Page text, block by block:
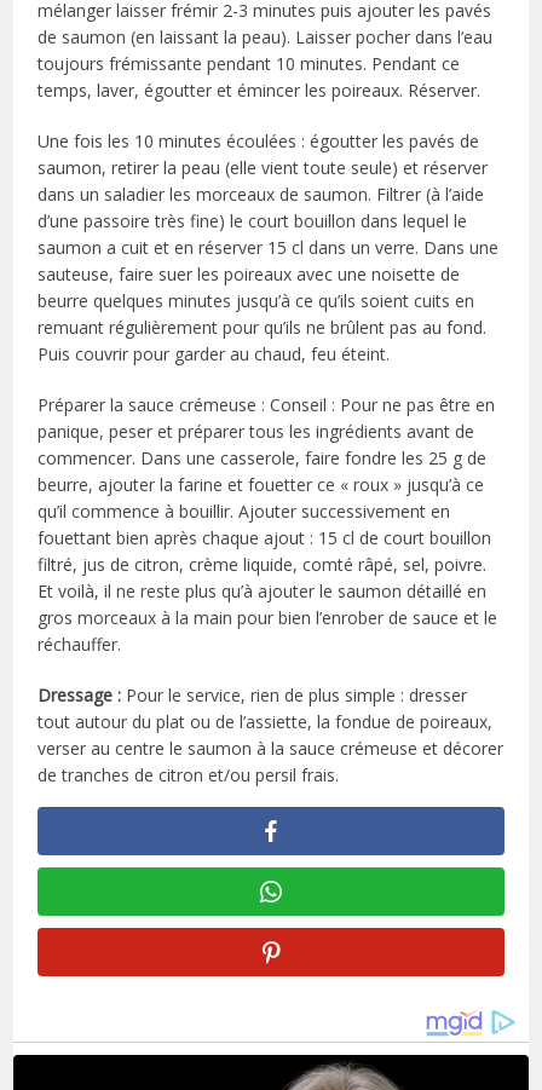
mélanger laisser frémir 2-3 minutes puis ajouter les pavés
de saumon (en laissant la peau). Laisser pocher dans l’eau
toujours frémissante pendant 10 minutes. Pendant ce
temps, laver, égoutter et émincer les poireaux. Réserver.
Une fois les 10 minutes écoulées : égoutter les pavés de
saumon, retirer la peau (elle vient toute seule) et réserver
dans un saladier les morceaux de saumon. Filtrer (à l’aide
d’une passoire très fine) le court bouillon dans lequel le
saumon a cuit et en réserver 15 cl dans un verre. Dans une
sauteuse, faire suer les poireaux avec une noisette de
beurre quelques minutes jusqu’à ce qu’ils soient cuits en
remuant régulièrement pour qu’ils ne brûlent pas au fond.
Puis couvrir pour garder au chaud, feu éteint.
Préparer la sauce crémeuse : Conseil : Pour ne pas être en
panique, peser et préparer tous les ingrédients avant de
commencer. Dans une casserole, faire fondre les 25 g de
beurre, ajouter la farine et fouetter ce « roux » jusqu’à ce
qu’il commence à bouillir. Ajouter successivement en
fouettant bien après chaque ajout : 15 cl de court bouillon
filtré, jus de citron, crème liquide, comté râpé, sel, poivre.
Et voilà, il ne reste plus qu’à ajouter le saumon détaillé en
gros morceaux à la main pour bien l’enrober de sauce et le
réchauffer.
Dressage : Pour le service, rien de plus simple : dresser
tout autour du plat ou de l’assiette, la fondue de poireaux,
verser au centre le saumon à la sauce crémeuse et décorer
de tranches de citron et/ou persil frais.